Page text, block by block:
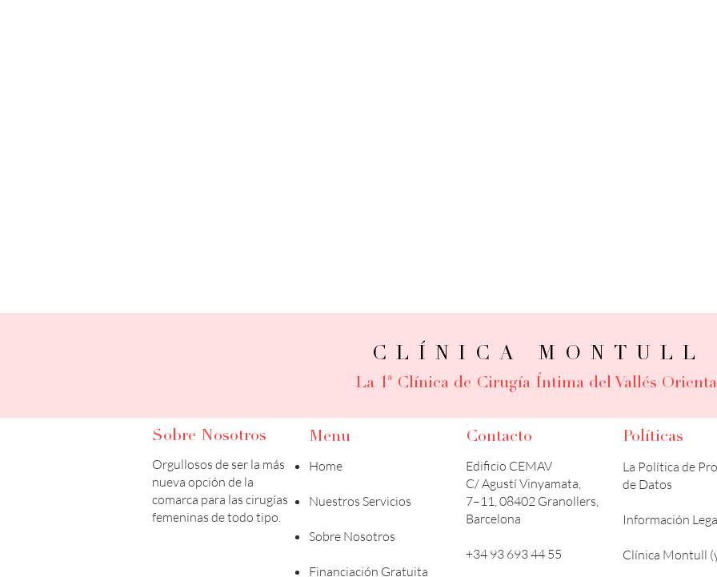
CLÍNICA MONTULL
La 1ª Clínica de Cirugía Íntima del Vallés
Sobre Nosotros
Orgullosos de ser la más
nueva opción de la
comarca para las cirugías
femeninas de todo tipo.
Menu
Home
Nuestros Servicios
Sobre Nosotros
Financiación Gratuita
Contacto
Edificio CEMAV
C/ Agustí Vinyamata,
7–11, 08402 Granollers,
Barcelona
+34 93 693 44 55
Políticas
La Política de
de Datos
Información
Clínica Montull